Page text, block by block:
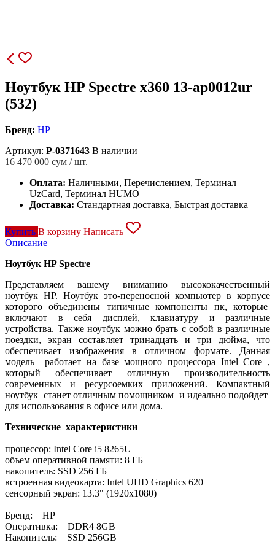
Ноутбук HP Spectre x360 13-ap0012ur
(532)
Бренд: HP
Артикул: P-0371643 В наличии
16 470 000 сум / шт.
Оплата: Наличными, Перечислением, Терминал
UzCard, Терминал HUMO
Доставка: Стандартная доставка, Быстрая доставка
Купить В корзину Написать
Описание
Ноутбук HP Spectre
Представляем вашему вниманию высококачественный
ноутбук HP. Ноутбук это-переносной компьютер в корпусе
которого объединены типичные компоненты пк, которые
включают в себя дисплей, клавиатуру и различные
устройства. Также ноутбук можно брать с собой в различные
поездки, экран составляет тринадцать и три дюйма, что
обеспечивает изображения в отличном формате. Данная
модель работает на базе мощного процессора Intel Core ,
который обеспечивает отличную производительность
современных и ресурсоемких приложений. Компактный
ноутбук станет отличным помощником и идеально подойдет
для использования в офисе или дома.
Технические характеристики
процессор: Intel Core i5 8265U
объем оперативной памяти: 8 ГБ
накопитель: SSD 256 ГБ
встроенная видеокарта: Intel UHD Graphics 620
сенсорный экран: 13.3" (1920x1080)
Бренд: HP
Оперативка: DDR4 8GB
Накопитель: SSD 256GB